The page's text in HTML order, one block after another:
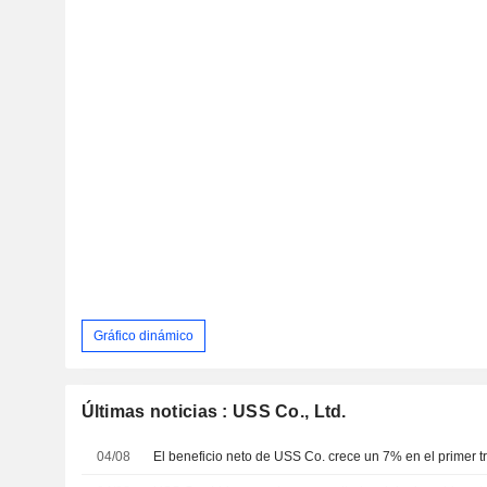
Gráfico dinámico
Últimas noticias : USS Co., Ltd.
04/08 El beneficio neto de USS Co. crece un 7% en el primer